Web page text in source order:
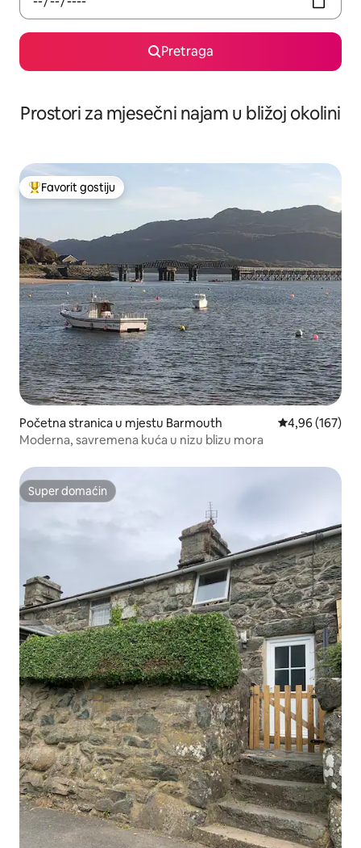
Pretraga
Prostori za mjesečni najam u bližoj okolini
Glavni favorit gostiju
Favorit gostiju
Početna stranica u mjestu Barmouth prosječna
4,96 (167)
Moderna, savremena kuća u nizu blizu mora
Super domaćin
Super domaćin